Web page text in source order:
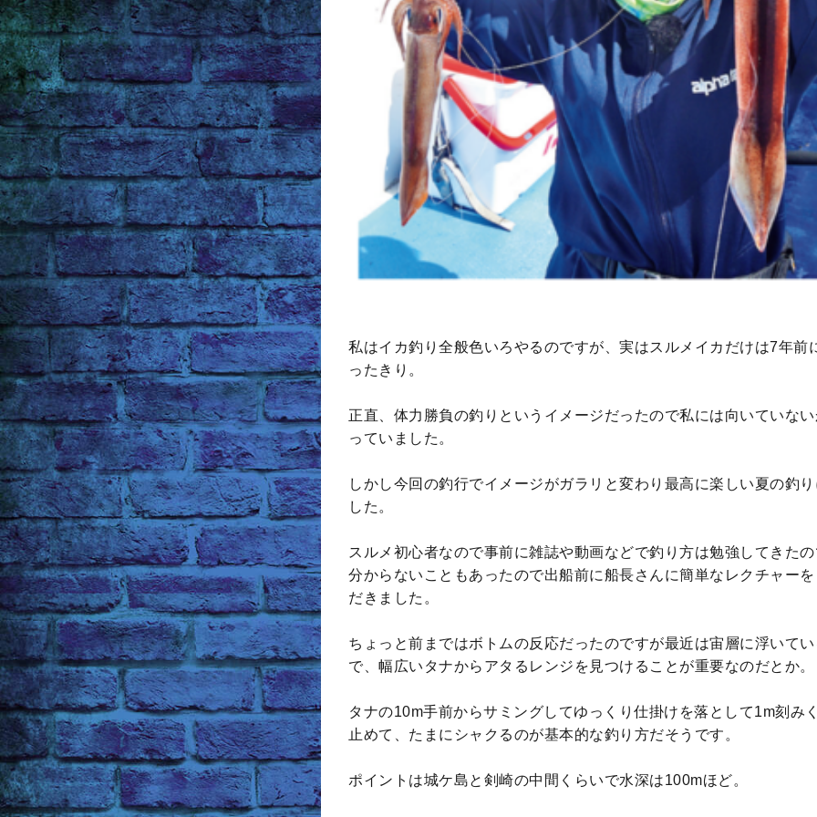
私はイカ釣り全般色いろやるのですが、実はスルメイカだけは7年前
ったきり。
正直、体力勝負の釣りというイメージだったので私には向いていな
っていました。
しかし今回の釣行でイメージがガラリと変わり最高に楽しい夏の釣
した。
スルメ初心者なので事前に雑誌や動画などで釣り方は勉強してきた
分からないこともあったので出船前に船長さんに簡単なレクチャー
だきました。
ちょっと前まではボトムの反応だったのですが最近は宙層に浮いて
で、幅広いタナからアタるレンジを見つけることが重要なのだとか。
タナの10m手前からサミングしてゆっくり仕掛けを落として1m刻み
止めて、たまにシャクるのが基本的な釣り方だそうです。
ポイントは城ケ島と剣崎の中間くらいで水深は100mほど。